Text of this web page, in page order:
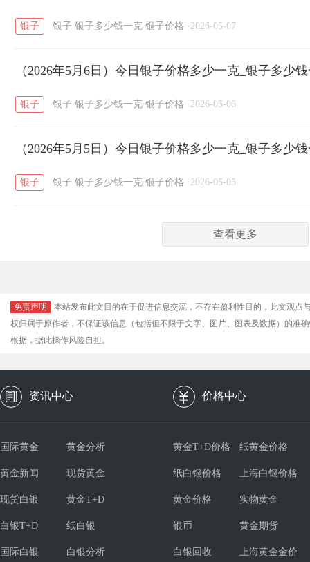
银子 银子 银子多少钱一克 银子价格 · 2026-05-07
（2026年5月6日）今日银子价格多少一克_银子多少
银子 银子 银子多少钱一克 银子价格 · 2026-05-06
（2026年5月5日）今日银子价格多少一克_银子多少
银子 银子 银子多少钱一克 银子价格 · 2026-05-05
查看更多
免责声明
本站发布此文目的在于促进信息交流，不存在盈利性目的，此文观
权归属于原作者，不保证该信息（包括但不限于文字、图片、图表及数据）的准
根据，据此操作风险自担。
资讯中心 价格中心
国际黄金 黄金分析
黄金新闻 现货黄金
现货白银 黄金T+D
白银T+D 纸白银
国际白银 白银分析
黄金T+D价格 纸黄金价格
纸白银价格 上海白银价格
黄金价格 实物黄金
银币 黄金期货
白银回收 上海黄金金价